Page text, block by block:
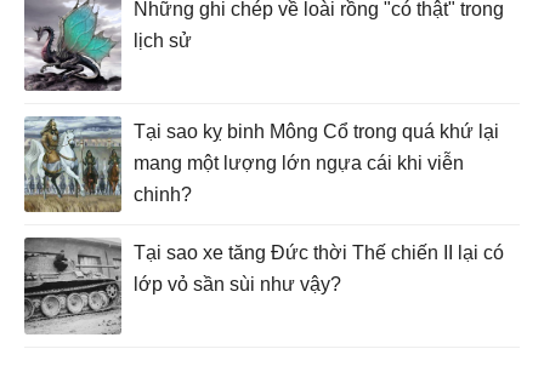
Những ghi chép về loài rồng "có thật" trong
lịch sử
Tại sao kỵ binh Mông Cổ trong quá khứ lại
mang một lượng lớn ngựa cái khi viễn
chinh?
Tại sao xe tăng Đức thời Thế chiến II lại có
lớp vỏ sần sùi như vậy?